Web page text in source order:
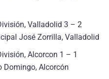
Valladolid 3 – 2
José Zorrilla, Valladolid
Alcorcon 1 – 1
Domingo, Alcorcón